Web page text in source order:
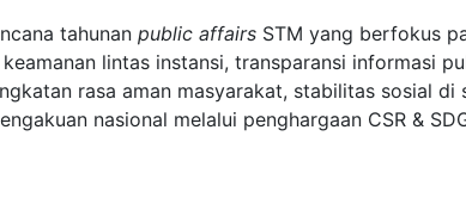
tahunan public affairs STM yang berfokus
lintas instansi, transparansi informasi
rasa aman masyarakat, stabilitas sosial
nasional melalui penghargaan CSR &